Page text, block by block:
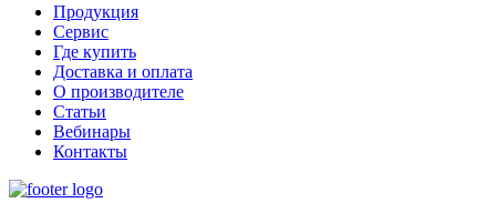
Продукция
Сервис
Где купить
Доставка и оплата
О производителе
Статьи
Вебинары
Контакты